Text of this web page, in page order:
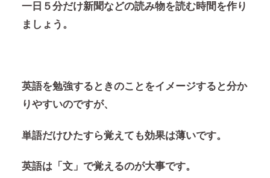
一日５分だけ新聞などの読み物を読む時間を作り
ましょう。
英語を勉強するときのことをイメージすると分か
りやすいのですが、
単語だけひたすら覚えても効果は薄いです。
英語は「文」で覚えるのが大事です。